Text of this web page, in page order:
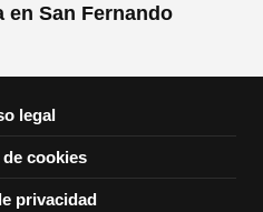
en San Fernando
legal
cookies
privacidad